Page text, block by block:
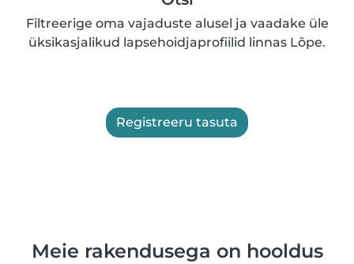
Filtreerige oma vajaduste alusel ja vaadake üle
üksikasjalikud lapsehoidjaprofiilid linnas Lõpe.
Registreeru tasuta
Meie rakendusega on hooldus